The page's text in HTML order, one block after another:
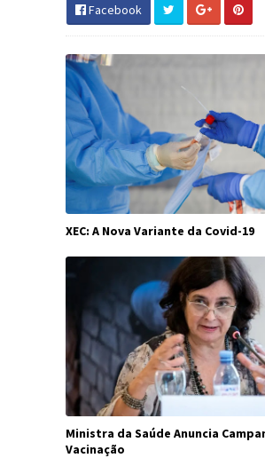
Facebook
XEC: A Nova Variante da Covid-19
Ministra da Saúde Anuncia
Vacinação